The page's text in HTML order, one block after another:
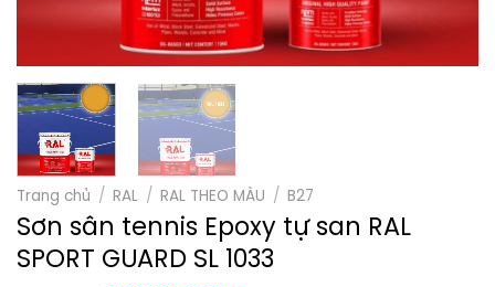
Trang chủ / RAL / RAL THEO MÀU / B27
Sơn sân tennis Epoxy tự san RAL
SPORT GUARD SL 1033